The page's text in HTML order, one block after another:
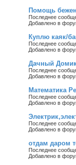
Помощь
Последнее
Добавлено в
Куплю каяк/
Последнее
Добавлено в
Дачный
Последнее
Добавлено в
Математика
Последнее
Добавлено в
Последнее
Добавлено в
отдам даром
Последнее
Добавлено в